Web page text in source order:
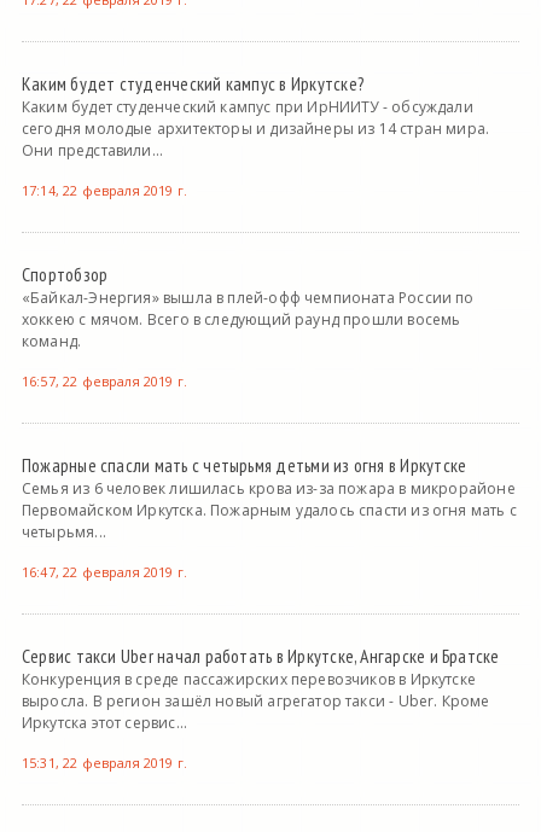
Каким будет студенческий кампус в Иркутске?
Каким будет студенческий кампус при ИрНИИТУ - обсуждали
сегодня молодые архитекторы и дизайнеры из 14 стран мира.
Они представили...
17:14, 22 февраля 2019 г.
Спортобзор
«Байкал-Энергия» вышла в плей-офф чемпионата России по
хоккею с мячом. Всего в следующий раунд прошли восемь
команд.
16:57, 22 февраля 2019 г.
Пожарные спасли мать с четырьмя детьми из огня в Иркутске
Семья из 6 человек лишилась крова из-за пожара в микрорайоне
Первомайском Иркутска. Пожарным удалось спасти из огня мать с
четырьмя...
16:47, 22 февраля 2019 г.
Сервис такси Uber начал работать в Иркутске, Ангарске и Братске
Конкуренция в среде пассажирских перевозчиков в Иркутске
выросла. В регион зашёл новый агрегатор такси - Uber. Кроме
Иркутска этот сервис...
15:31, 22 февраля 2019 г.